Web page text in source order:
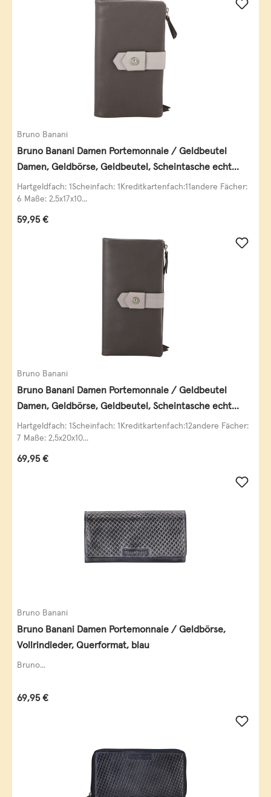
Bruno Banani
Bruno Banani Damen Portemonnaie / Geldbeutel
Damen, Geldbörse, Geldbeutel, Scheintasche echt
Leder
Hartgeldfach: 1Scheinfach: 1Kreditkartenfach:11andere Fächer:
6 Maße: 2,5x17x10...
Regulärer Preis:
59,95 €
Bruno Banani
Bruno Banani Damen Portemonnaie / Geldbeutel
Damen, Geldbörse, Geldbeutel, Scheintasche echt
Leder
Hartgeldfach: 1Scheinfach: 1Kreditkartenfach:12andere Fächer:
7 Maße: 2,5x20x10...
Regulärer Preis:
69,95 €
Bruno Banani
Bruno Banani Damen Portemonnaie / Geldbörse,
Vollrindleder, Querformat, blau
Bruno...
Regulärer Preis:
69,95 €